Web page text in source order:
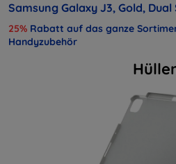
Samsung Galaxy J3, Gold, Dual
25% Rabatt auf das ganze
Handyzubehör